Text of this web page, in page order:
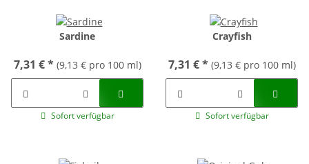
Sardine
7,31 €* (9,13 € pro 100 ml)
Sofort verfügbar
Crayfish
7,31 €* (9,13 € pro 100 ml)
Sofort verfügbar